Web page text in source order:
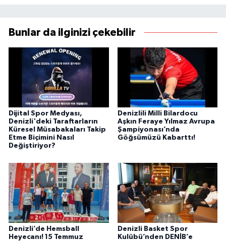
Bunlar da ilginizi çekebilir
Dijital Spor Medyası,
Denizli'deki Taraftarların
Küresel Müsabakaları Takip
Etme Biçimini Nasıl
Değiştiriyor?
Denizlili Milli Bilardocu
Aşkın Feraye Yılmaz Avrupa
Şampiyonası’nda
Göğsümüzü Kabarttı!
Denizli’de Hemsball
Heyecanı! 15 Temmuz
Denizli Basket Spor
Kulübü’nden DENİB’e